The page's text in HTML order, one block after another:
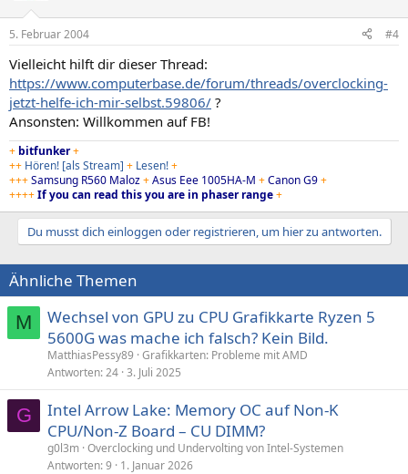
5. Februar 2004 #4
Vielleicht hilft dir dieser Thread:
https://www.computerbase.de/forum/threads/overclocking-
jetzt-helfe-ich-mir-selbst.59806/ ?
Ansonsten: Willkommen auf FB!
+ bitfunker+
++ Hören! [als Stream] + Lesen!+
+++Samsung R560 Maloz+Asus Eee 1005HA-M +Canon G9+
++++If you can read this you are in phaser range+
Du musst dich einloggen oder registrieren, um hier zu antworten.
Ähnliche Themen
M
Wechsel von GPU zu CPU Grafikkarte Ryzen 5
5600G was mache ich falsch? Kein Bild.
MatthiasPessy89 Grafikkarten: Probleme mit AMD
Antworten 24 3. Juli 2025
G
Intel Arrow Lake: Memory OC auf Non-K
CPU/Non-Z Board – CU DIMM?
g0l3m Overclocking und Undervolting von Intel-Systemen
Antworten 9 1. Januar 2026